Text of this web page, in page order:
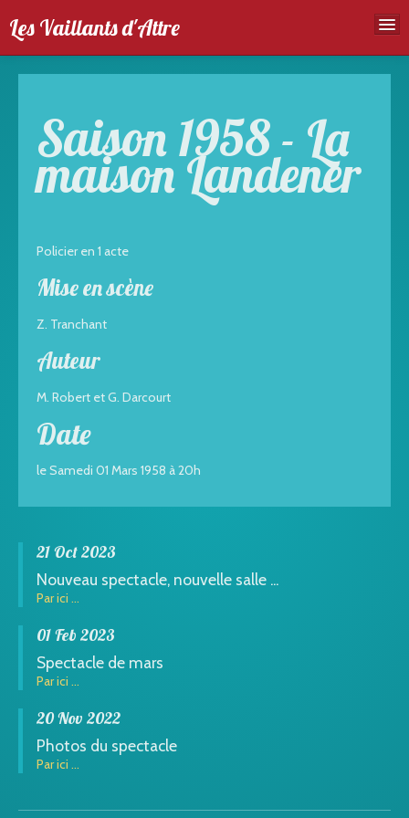
Les Vaillants d'Attre
Spectales
Agenda
Saison 1958 - La
maison Landener
Policier en 1 acte
Mise en scène
Z. Tranchant
Auteur
M. Robert et G. Darcourt
Date
le Samedi 01 Mars 1958 à 20h
21 Oct 2023
Nouveau spectacle, nouvelle salle ...
Par ici ...
01 Feb 2023
Spectacle de mars
Par ici ...
20 Nov 2022
Photos du spectacle
Par ici ...